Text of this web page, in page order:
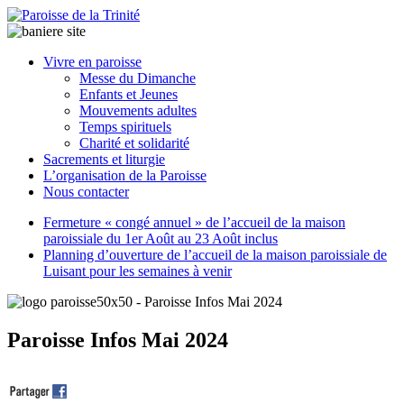
Vivre en paroisse
Messe du Dimanche
Enfants et Jeunes
Mouvements adultes
Temps spirituels
Charité et solidarité
Sacrements et liturgie
L’organisation de la Paroisse
Nous contacter
Fermeture « congé annuel » de l’accueil de la maison
paroissiale du 1er Août au 23 Août inclus
Planning d’ouverture de l’accueil de la maison paroissiale de
Luisant pour les semaines à venir
Paroisse Infos Mai 2024